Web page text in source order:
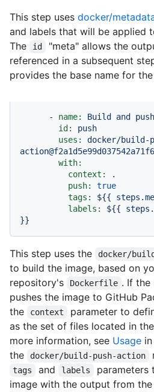
This step uses docker/
and labels that will be applied
The
id
"meta" allows the
referenced in a subsequent
provides the base name for
- name: Build and push
id:
push
uses:
docker/build-
with:
context:
.
push:
true
tags:
${{
labels:
${{
}}
This step uses the docker/
to build the image, based on
repository's
Dockerfile . If the
pushes the image to GitHub
the
context
parameter to
as the set of files located in
more information, see Usage
the
docker/build-push-action
tags and labels
parameters
image with the output from